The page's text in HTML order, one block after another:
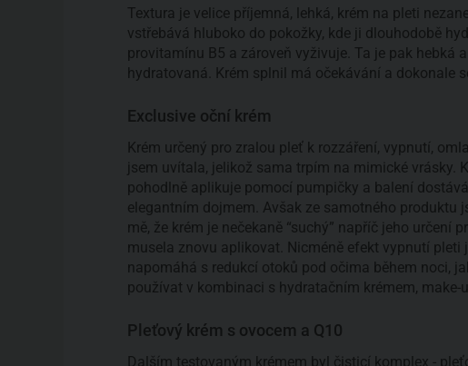
Textura je velice příjemná, lehká, krém na pleti
vstřebává hluboko do pokožky, kde ji dlouhodobě
provitamínu B5 a zároveň vyživuje. Ta je pak hebká
hydratovaná. Krém splnil má očekávání a dokonale
Exclusive oční krém
Krém určený pro zralou pleť k rozzáření, vypnutí,
jsem uvítala, jelikož sama trpím na mimické vrásky.
pohodlně aplikuje pomocí pumpičky a balení
elegantním dojmem. Avšak ze samotného produktu
mě, že krém je nečekaně “suchý” napříč jeho určení
musela znovu aplikovat. Nicméně efekt vypnutí pleti
napomáhá s redukcí otoků pod očima během noci,
používat v kombinaci s hydratačním krémem, make-
Pleťový krém s ovocem a Q10
Dalším testovaným krémem byl čisticí komplex -